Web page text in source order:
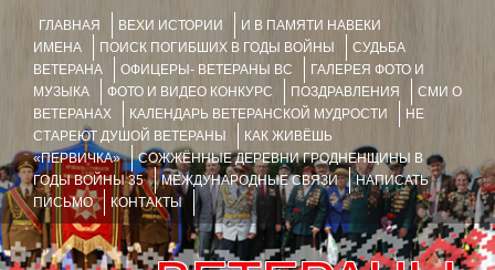
ГЛАВНАЯ ВЕХИ ИСТОРИИ
И В ПАМЯТИ НАВЕКИ
ИМЕНА
ПОИСК ПОГИБШИХ В ГОДЫ ВОЙНЫ
СУДЬБА
ВЕТЕРАНА
ОФИЦЕРЫ- ВЕТЕРАНЫ ВС
ГАЛЕРЕЯ ФОТО И
МУЗЫКА
ФОТО И ВИДЕО КОНКУРС ПОЗДРАВЛЕНИЯ
СМИ О
ВЕТЕРАНАХ
КАЛЕНДАРЬ ВЕТЕРАНСКОЙ МУДРОСТИ
НЕ
СТАРЕЮТ ДУШОЙ ВЕТЕРАНЫ
КАК ЖИВЁШЬ
«ПЕРВИЧКА»
СОЖЖЁННЫЕ ДЕРЕВНИ ГРОДНЕНЩИНЫ В
ГОДЫ ВОЙНЫ 35
МЕЖДУНАРОДНЫЕ СВЯЗИ
НАПИСАТЬ
ПИСЬМО
КОНТАКТЫ